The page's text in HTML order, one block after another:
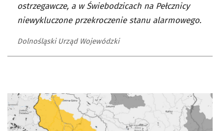
ostrzegawcze, a w Świebodzicach na Pełcznicy
niewykluczone przekroczenie stanu alarmowego.
Dolnośląski Urząd Wojewódzki